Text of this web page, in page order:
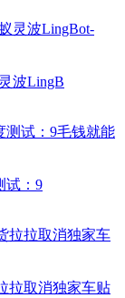
波LingB
试：9
拉取消独家车贴